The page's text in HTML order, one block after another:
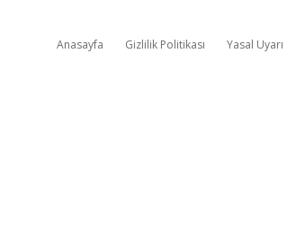
Anasayfa Gizlilik Politikası Yasal Uyarı